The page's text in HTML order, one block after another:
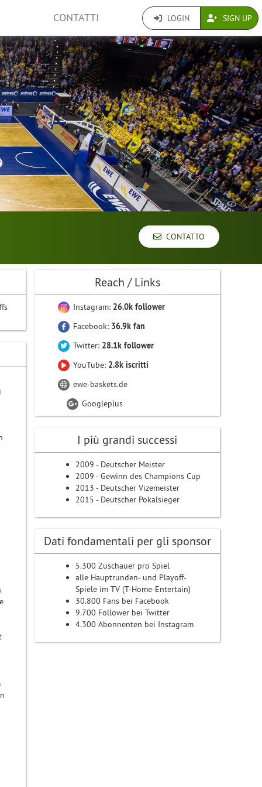
CONTATTI LOGIN SIGN UP
CONTATTO
Reach / Links
Instagram: 26.0k follower
Facebook: 36.9k fan
Twitter: 28.1k follower
YouTube: 2.8k iscritti
ewe-baskets.de
Googleplus
I più grandi successi
2009 - Deutscher Meister
2009 - Gewinn des Champions Cup
2013 - Deutscher Vizemeister
2015 - Deutscher Pokalsieger
Dati fondamentali per gli sponsor
5.300 Zuschauer pro Spiel
alle Hauptrunden- und Playoff-
Spiele im TV (T-Home-Entertain)
30.800 Fans bei Facebook
9.700 Follower bei Twitter
4.300 Abonnenten bei Instagram